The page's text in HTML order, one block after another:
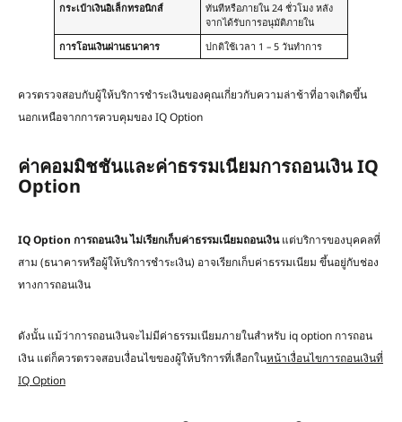
กระเป๋าเงินอิเล็กทรอนิกส์
ทันทีหรือภายใน 24 ชั่วโมง หลัง
จากได้รับการอนุมัติภายใน
การโอนเงินผ่านธนาคาร
ปกติใช้เวลา 1 – 5 วันทำการ
ควรตรวจสอบกับผู้ให้บริการชำระเงินของคุณเกี่ยวกับความล่าช้าที่อาจเกิดขึ้น
นอกเหนือจากการควบคุมของ IQ Option
ค่าคอมมิชชันและค่าธรรมเนียมการถอนเงิน IQ
Option
IQ Option การถอนเงินไม่เรียกเก็บค่าธรรมเนียมถอนเงินแต่บริการของบุคคลที่
สาม (ธนาคารหรือผู้ให้บริการชำระเงิน) อาจเรียกเก็บค่าธรรมเนียม ขึ้นอยู่กับช่อง
ทางการถอนเงิน
ดังนั้น แม้ว่าการถอนเงินจะไม่มีค่าธรรมเนียมภายในสำหรับ iq option การถอน
เงิน แต่ก็ควรตรวจสอบเงื่อนไขของผู้ให้บริการที่เลือกในหน้าเงื่อนไขการถอนเงินที่
IQ Option